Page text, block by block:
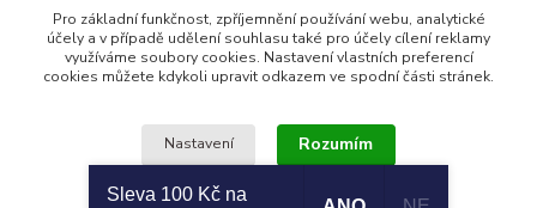
info@sumcari.cz
Pro základní funkčnost, zpříjemnění používání webu, analytické
účely a v případě udělení souhlasu také pro účely cílení reklamy
využíváme soubory cookies. Nastavení vlastních preferencí
cookies můžete kdykoli upravit odkazem ve spodní části stránek.
Nastavení Rozumím
Sleva 100 Kč na